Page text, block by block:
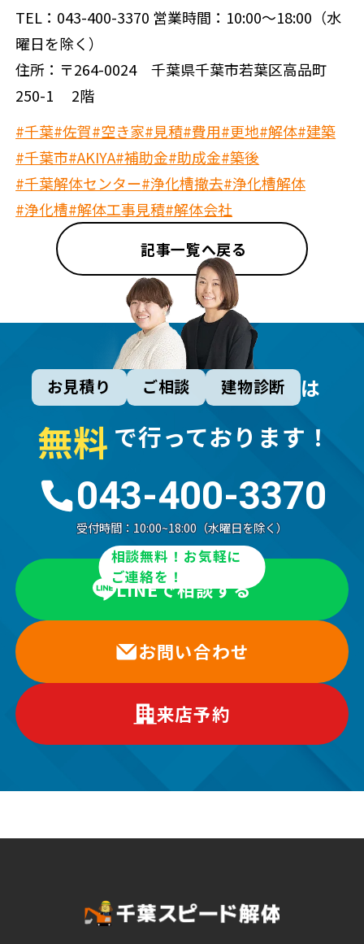
TEL：043-400-3370 営業時間：10:00～18:00（水
曜日を除く）
住所：〒264-0024 千葉県千葉市若葉区高品町
250-1 2階
#千葉#佐賀#空き家#見積#費用#更地#解体#建築
#千葉市#AKIYA#補助金#助成金#築後
#千葉解体センター#浄化槽撤去#浄化槽解体
#浄化槽#解体工事見積#解体会社
記事一覧へ戻る
お見積り ご相談 建物診断 は
無料 で行っております！
043-400-3370
受付時間： 10:00~18:00（水曜日を除く）
相談無料！お気軽に
ご連絡を！
LINEで相談する
お問い合わせ
来店予約